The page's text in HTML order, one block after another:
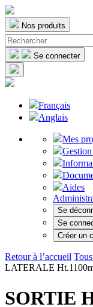
Nos produits
Se connecter
Français
Anglais
Mes
Aides
Se
Se
Créer un
Retour à l’accueil
LATERALE
SORTIE